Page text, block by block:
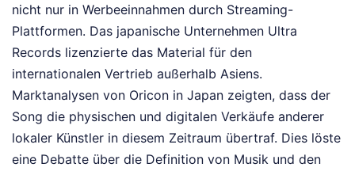
nicht nur in Werbeeinnahmen durch Streaming-
Plattformen. Das japanische Unternehmen Ultra
Records lizenzierte das Material für den
internationalen Vertrieb außerhalb Asiens.
Marktanalysen von Oricon in Japan zeigten, dass der
Song die physischen und digitalen Verkäufe anderer
lokaler Künstler in diesem Zeitraum übertraf. Dies löste
eine Debatte über die Definition von Musik und den